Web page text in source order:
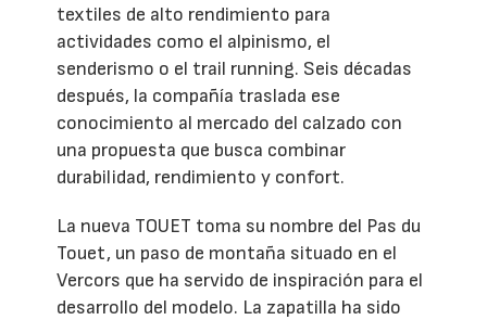
textiles de alto rendimiento para
actividades como el alpinismo, el
senderismo o el trail running. Seis décadas
después, la compañía traslada ese
conocimiento al mercado del calzado con
una propuesta que busca combinar
durabilidad, rendimiento y confort.
La nueva TOUET toma su nombre del Pas du
Touet, un paso de montaña situado en el
Vercors que ha servido de inspiración para el
desarrollo del modelo. La zapatilla ha sido